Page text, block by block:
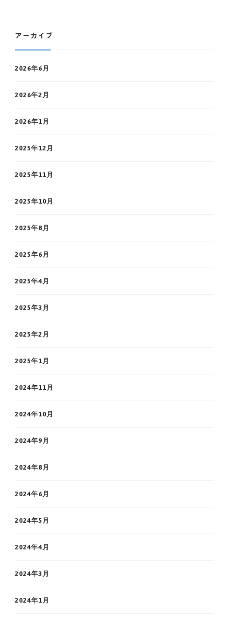
アーカイブ
2026年6月
2026年2月
2026年1月
2025年12月
2025年11月
2025年10月
2025年8月
2025年6月
2025年4月
2025年3月
2025年2月
2025年1月
2024年11月
2024年10月
2024年9月
2024年8月
2024年6月
2024年5月
2024年4月
2024年3月
2024年1月